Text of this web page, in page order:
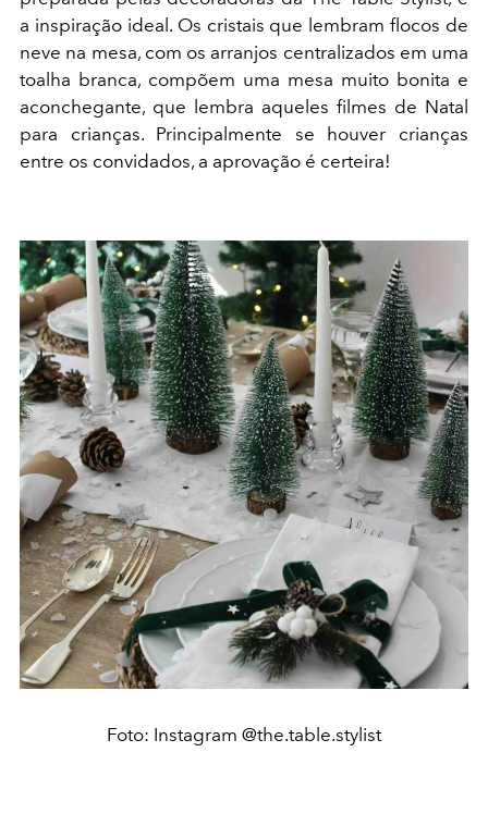
a inspiração ideal. Os cristais que lembram flocos de
neve na mesa, com os arranjos centralizados em uma
toalha branca, compõem uma mesa muito bonita e
aconchegante, que lembra aqueles filmes de Natal
para crianças. Principalmente se houver crianças
entre os convidados, a aprovação é certeira!
Foto: Instagram @the.table.stylist